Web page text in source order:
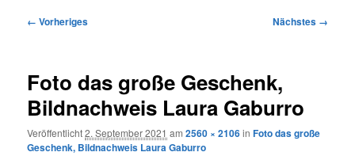
Bilder-
← Vorheriges Nächstes →
Foto das große Geschenk,
Bildnachweis Laura Gaburro
Veröffentlicht2. September 2021 am2560 × 2106inFoto das große
Geschenk, Bildnachweis Laura Gaburro